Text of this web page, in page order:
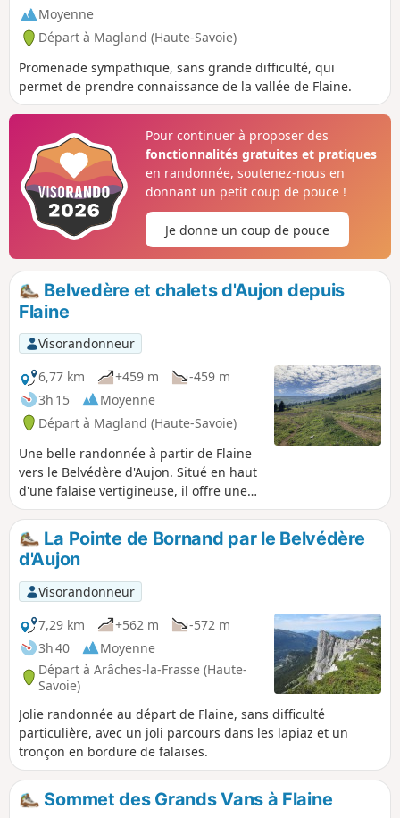
Moyenne
Départ à Magland (Haute-Savoie)
Promenade sympathique, sans grande difficulté, qui
permet de prendre connaissance de la vallée de Flaine.
Pour continuer à proposer des
fonctionnalités gratuites et pratiques
en randonnée, soutenez-nous en
donnant un petit coup de pouce !
Je donne un coup de pouce
Belvedère et chalets d'Aujon depuis
Flaine
Visorandonneur
6,77 km
+459 m
-459 m
3h 15
Moyenne
Départ à Magland (Haute-Savoie)
Une belle randonnée à partir de Flaine
vers le Belvédère d'Aujon. Situé en haut
d'une falaise vertigineuse, il offre une
belle vue sur la vallée de Chamonix, la
chaîne des Aravis et sur le domaine
skiable de la station. Cette randonnée
passe par différents types de terrains :
forêts, alpages herbeux et lapiaz. Le
paysage au niveau des chalets d'Aujon
est très sympathique et typique des
alpages. On pourra y rencontrer des
troupeaux de vaches. Plus haut, les
lapiaz, surfaces calcaires creusées de
rigoles plus ou moins profondes, sont
caractéristiques de la station.
La Pointe de Bornand par le Belvédère
d'Aujon
Visorandonneur
7,29 km
+562 m
-572 m
3h 40
Moyenne
Départ à Arâches-la-Frasse (Haute-
Savoie)
Jolie randonnée au départ de Flaine, sans difficulté
particulière, avec un joli parcours dans les lapiaz et un
tronçon en bordure de falaises.
Sommet des Grands Vans à Flaine